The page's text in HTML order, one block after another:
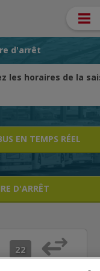
d'arrêt
les horaires de la
EN TEMPS RÉEL
D'ARRÊT
22 ➜
➜